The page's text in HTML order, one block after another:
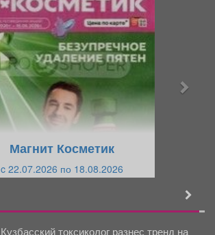
Магнит Косметик
c 22.07.2026 по 18.08.2026
Кузбасский токсиколог разнес тренд на